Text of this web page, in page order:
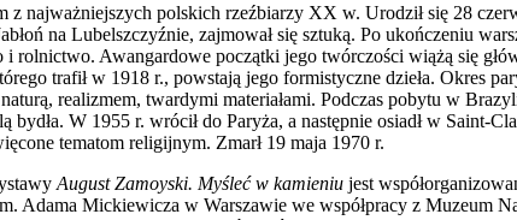
z najważniejszych polskich rzeźbiarzy XX w. Urodził się 28
na Lubelszczyźnie, zajmował się sztuką. Po ukończeniu
i rolnictwo. Awangardowe początki jego twórczości wiążą się
trafił w 1918 r., powstają jego formistyczne dzieła. Okres
realizmem, twardymi materiałami. Podczas pobytu w
bydła. W 1955 r. wrócił do Paryża, a następnie osiadł w Saint-
tematom religijnym. Zmarł 19 maja 1970 r.
August Zamoyski. Myśleć w kamieniu jest
Adama Mickiewicza w Warszawie we współpracy z Muzeum